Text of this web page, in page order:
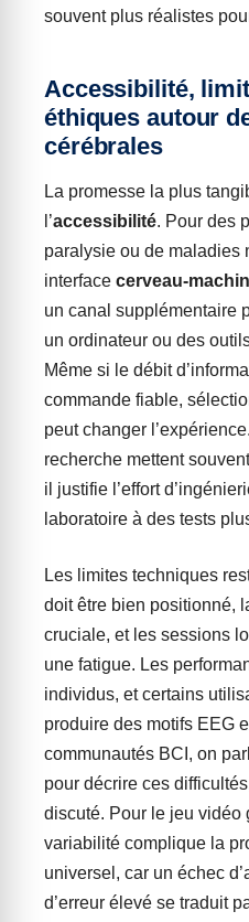
souvent plus réalistes
Accessibilité,
éthiques autour
cérébrales
La promesse la plus
l’accessibilité. Pour des
paralysie ou de maladies
interface cerveau-
un canal supplémentaire
un ordinateur ou des
Même si le débit
commande fiable,
peut changer
recherche mettent
il justifie l’effort
laboratoire à des tests
Les limites techniques
doit être bien positionné,
cruciale, et les sessions
une fatigue. Les
individus, et certains
produire des motifs EEG
communautés BCI, on
pour décrire ces
discuté. Pour le jeu vidéo
variabilité complique la
universel, car un échec
d’erreur élevé se traduit